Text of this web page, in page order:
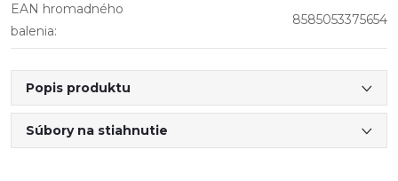
EAN hromadného
balenia:
8585053375654
Popis produktu
Súbory na stiahnutie